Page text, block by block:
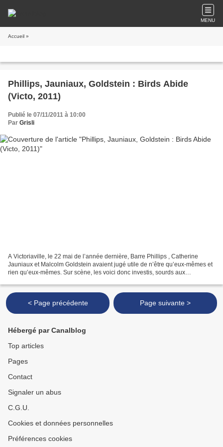
MENU
Accueil »
Phillips, Jauniaux, Goldstein : Birds Abide
(Victo, 2011)
Publié le 07/11/2011 à 10:00
Par Grisli
A Victoriaville, le 22 mai de l’année dernière, Barre Phillips , Catherine
Jauniaux et Malcolm Goldstein avaient jugé utile de n’être qu’eux-mêmes et
rien qu’eux-mêmes. Sur scène, les voici donc investis, sourds aux
< Page précédente Page suivante >
Hébergé par Canalblog
Top articles
Pages
Contact
Signaler un abus
C.G.U.
Cookies et données personnelles
Préférences cookies